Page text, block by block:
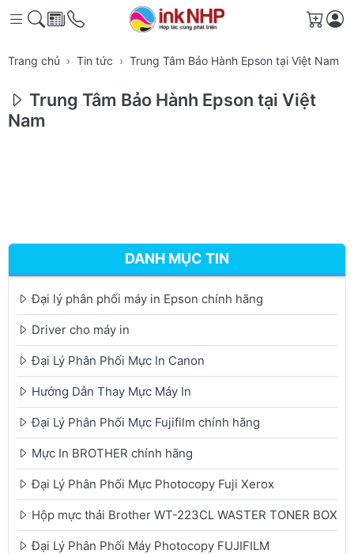
Giỏ
Trang chủ Tin tức Trung Tâm Bảo Hành Epson tại Việt Nam
Trung Tâm Bảo Hành Epson tại Việt
Nam
DANH MỤC TIN
Đại lý phân phối máy in Epson chính hãng
Driver cho máy in
Đại Lý Phân Phối Mực In Canon
Hướng Dẫn Thay Mực Máy In
Đại Lý Phân Phối Mực Fujifilm chính hãng
Mực In BROTHER chính hãng
Đại Lý Phân Phối Mực Photocopy Fuji Xerox
Hộp mực thải Brother WT-223CL WASTER TONER BOX
Đại Lý Phân Phối Máy Photocopy FUJIFILM